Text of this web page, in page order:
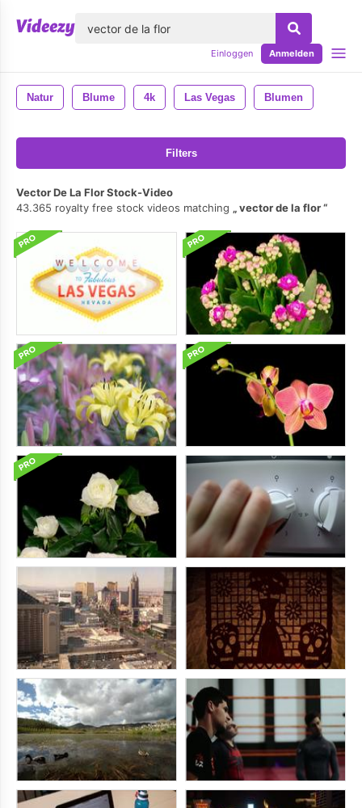
Einloggen Anmelden
Natur Blume 4k Las Vegas Blumen
Filters
Vector De La Flor Stock-Video
43.365 royalty free stock videos matching
vector de la flor